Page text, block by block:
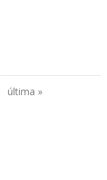
última »